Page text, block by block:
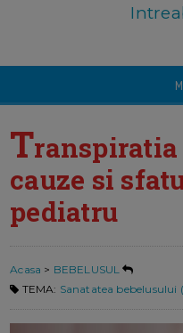
Transpiratia
cauze si
pediatru
Acasa > BEBELUSUL
TEMA: Sanatatea bebelusului